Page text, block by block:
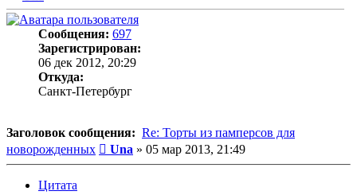
Сообщения: 697
Зарегистрирован:
06 дек 2012, 20:29
Откуда:
Санкт-Петербург
Заголовок сообщения: Re: Торты из памперсов для
новорожденных
Сообщение
Una » 05 мар 2013, 21:49
Цитата